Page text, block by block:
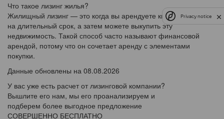
Что такое лизинг жилья?
Жилищный лизинг — это когда вы арендуете квартиру или дом
на длительный срок, а затем можете выкупить эту
недвижимость. Такой способ часто называют финансовой
арендой, потому что он сочетает аренду с элементами
покупки.
Данные обновлены на 08.08.2026
У вас уже есть расчет от лизинговой компании?
Вышлите его нам, мы его проанализируем и
подберем более выгодное предложение
СОВЕРШЕННО БЕСПЛАТНО
Privacy notice